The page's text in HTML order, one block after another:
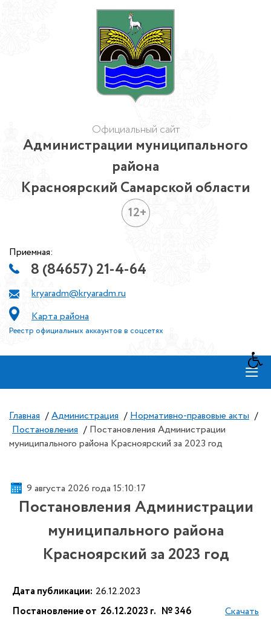
Официальный сайт
Администрации муниципального
района
Красноярский Самарской области
12+
Приемная:
8 (84657) 21-4-64
kryaradm@kryaradm.ru
Карта района
Реестр официальных аккаунтов в соцсетях
≡
Главная / Администрация / Нормативно-правовые акты /
Постановления / Постановления Администрации
муниципального района Красноярский за 2023 год
9 августа 2026 года 15:10:17
Постановления Администрации
муниципального района
Красноярский за 2023 год
Дата публикации: 26.12.2023
Постановление от 26.12.2023 г. № 346
Скачать